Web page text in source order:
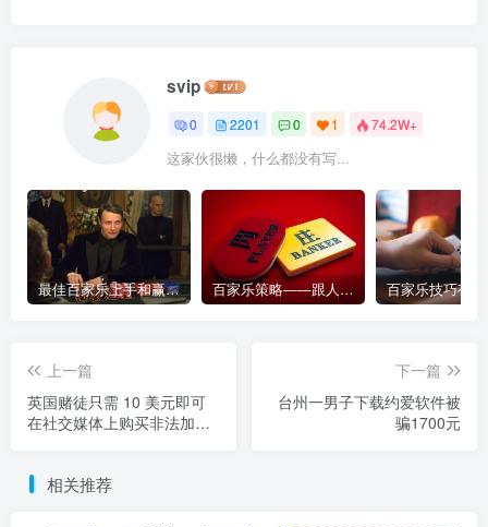
svip
0 2201 0 1 74.2W+
这家伙很懒，什么都没有写...
最佳百家乐上手和赢钱指南 – 终极版 百家乐策略——跟人胜过跟路
上一篇
英国赌徒只需 10 美元即可
在社交媒体上购买非法加密
下一篇
台州一男子下载约爱软件被
骗1700元
相关推荐